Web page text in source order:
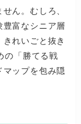
ん。むしろ、
富なシニア層
れいごと抜き
の「勝てる戦
ップを包み隠